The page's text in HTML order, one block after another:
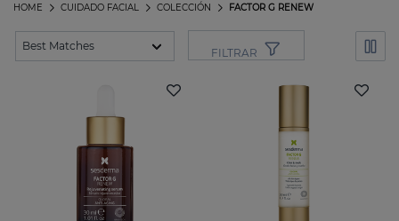
FACTOR G RENEW
COLECCIÓN
CUIDADO FACIAL
HOME
FILTRAR